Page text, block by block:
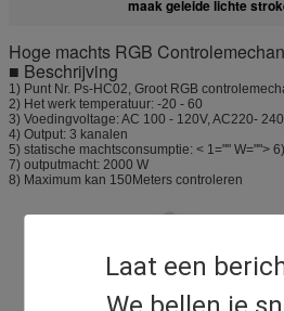
Laat een
maak geleide lichte
Hoge machts RGB
■ Beschrijving
1) Punt Nr. Ps-HC02, Groot RGB
2) Het werk temperatuur: -20 - 60
3) Voedingvoltage: AC 100 - 120V, AC220-
4) Output: 3 kanalen
5) statische machtsconsumptie: < 1="" W="">
7) outputmacht: 2000 W
8) Maximum kan 150Meters controleren